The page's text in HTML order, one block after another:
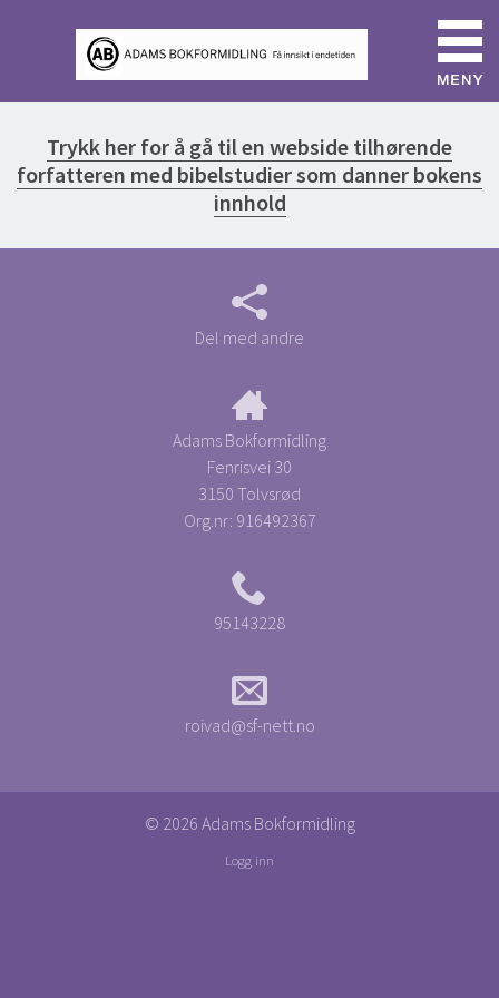
Trykk her for å gå til en webside tilhørende
forfatteren med bibelstudier som danner bokens
innhold
Del med andre
Adams Bokformidling
Fenrisvei 30
3150 Tolvsrød
Org.nr: 916492367
95143228
roivad@sf-nett.no
© 2026 Adams Bokformidling
Logg inn